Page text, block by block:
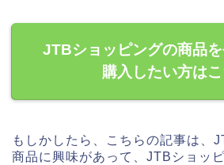
JTBショッピングの商品
購入したい方は
もしかしたら、こちらの記事は、
商品に興味があって、JTBショッ